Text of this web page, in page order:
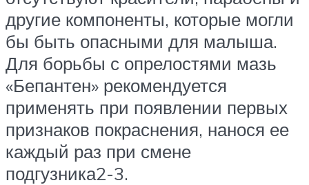
другие компоненты, которые могли
бы быть опасными для малыша.
Для борьбы с опрелостями мазь
«Бепантен» рекомендуется
применять при появлении первых
признаков покраснения, нанося ее
каждый раз при смене
подгузника2-3.